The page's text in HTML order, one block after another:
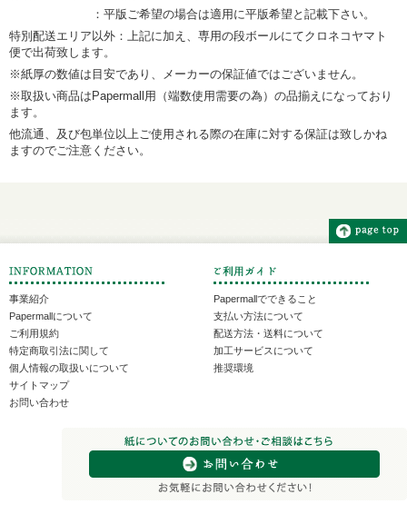
：平版ご希望の場合は適用に平版希望と記載下さい。
特別配送エリア以外：上記に加え、専用の段ボールにてクロネコヤマト
便で出荷致します。
※紙厚の数値は目安であり、メーカーの保証値ではございません。
※取扱い商品はPapermall用（端数使用需要の為）の品揃えになっており
ます。
他流通、及び包単位以上ご使用される際の在庫に対する保証は致しかね
ますのでご注意ください。
事業紹介
Papermallについて
ご利用規約
特定商取引法に関して
個人情報の取扱いについて
サイトマップ
お問い合わせ
Papermallでできること
支払い方法について
配送方法・送料について
加工サービスについて
推奨環境